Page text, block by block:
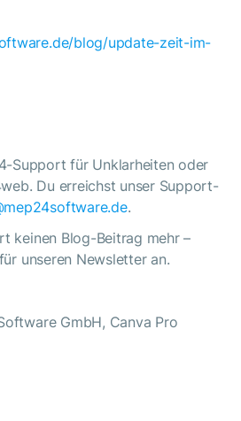
blog/update-zeit-im-
Support für Unklarheiten oder
Du erreichst unser Support-
.
keinen Blog-Beitrag mehr –
unseren Newsletter an.
GmbH, Canva Pro